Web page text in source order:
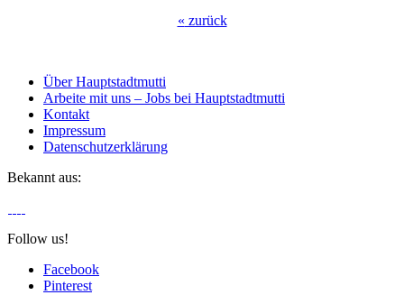
« zurück
Über Hauptstadtmutti
Arbeite mit uns – Jobs bei Hauptstadtmutti
Kontakt
Impressum
Datenschutzerklärung
Bekannt aus:
Follow us!
Facebook
Pinterest